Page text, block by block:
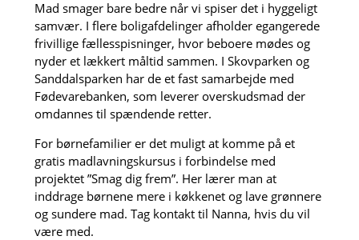
Mad smager bare bedre når vi spiser det i hyggeligt
samvær. I flere boligafdelinger afholder egangerede
frivillige fællesspisninger, hvor beboere mødes og
nyder et lækkert måltid sammen. I Skovparken og
Sanddalsparken har de et fast samarbejde med
Fødevarebanken, som leverer overskudsmad der
omdannes til spændende retter.
For børnefamilier er det muligt at komme på et
gratis madlavningskursus i forbindelse med
projektet ”Smag dig frem”. Her lærer man at
inddrage børnene mere i køkkenet og lave grønnere
og sundere mad. Tag kontakt til Nanna, hvis du vil
være med.